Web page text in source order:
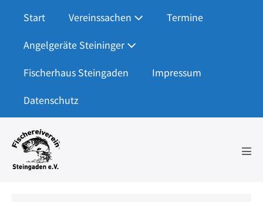
Inhalt
springen
Start Vereinssachen
Termine
Angelgeräte Steininger
Fischerhaus Steingaden
Impressum
Datenschutz